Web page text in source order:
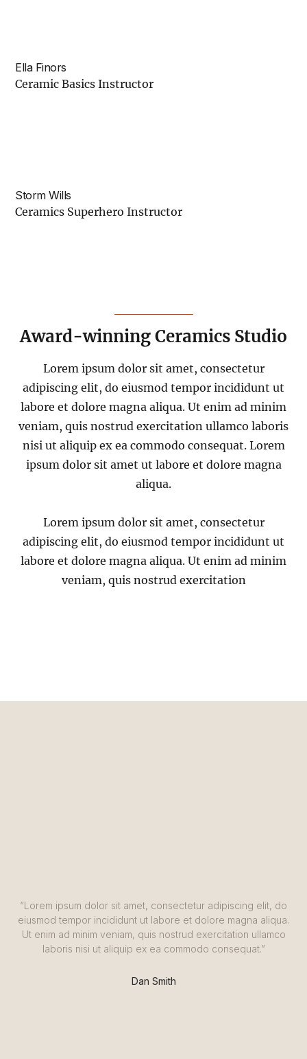
Ella Finors
Ceramic Basics Instructor
Storm Wills
Ceramics Superhero Instructor
Award-winning Ceramics Studio
Lorem ipsum dolor sit amet, consectetur
adipiscing elit, do eiusmod tempor incididunt ut
labore et dolore magna aliqua. Ut enim ad minim
veniam, quis nostrud exercitation ullamco laboris
nisi ut aliquip ex ea commodo consequat. Lorem
ipsum dolor sit amet ut labore et dolore magna
aliqua.
Lorem ipsum dolor sit amet, consectetur
adipiscing elit, do eiusmod tempor incididunt ut
labore et dolore magna aliqua. Ut enim ad minim
veniam, quis nostrud exercitation
“Lorem ipsum dolor sit amet, consectetur adipiscing elit, do
eiusmod tempor incididunt ut labore et dolore magna aliqua.
Ut enim ad minim veniam, quis nostrud exercitation ullamco
laboris nisi ut aliquip ex ea commodo consequat.”
Dan Smith